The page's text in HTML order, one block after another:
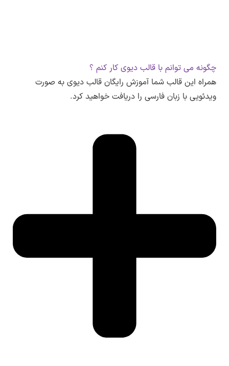
چگونه می توانم با قالب دیوی کار کنم ؟
همراه این قالب شما آموزش رایگان قالب دیوی به صورت
ویدئویی با زبان فارسی را دریافت خواهید کرد.